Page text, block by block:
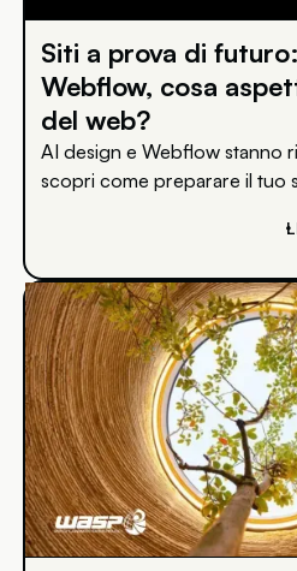
Siti a prova di
Webflow, cosa
del web?
AI design e Webflow stanno
scopri come preparare il tuo